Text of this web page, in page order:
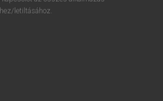
OFFICE BŐVÍTMÉNY
letiltásához.